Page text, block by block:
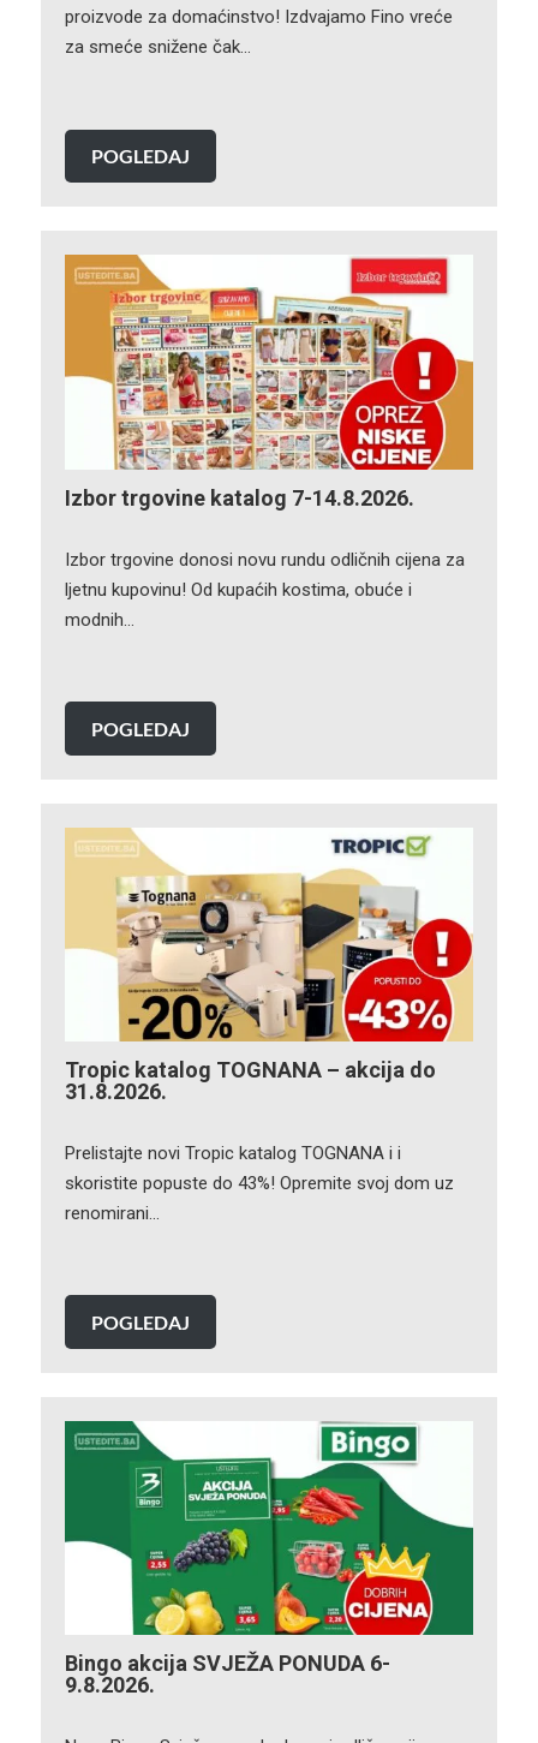
proizvode za domaćinstvo! Izdvajamo Fino vreće
za smeće snižene čak…
POGLEDAJ
Izbor trgovine katalog 7-14.8.2026.
Izbor trgovine donosi novu rundu odličnih cijena za
ljetnu kupovinu! Od kupaćih kostima, obuće i
modnih…
POGLEDAJ
Tropic katalog TOGNANA – akcija do
31.8.2026.
Prelistajte novi Tropic katalog TOGNANA i i
skoristite popuste do 43%! Opremite svoj dom uz
renomirani…
POGLEDAJ
Bingo akcija SVJEŽA PONUDA 6-
9.8.2026.